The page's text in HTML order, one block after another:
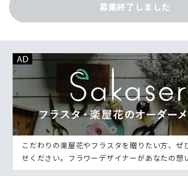
募集終了しました
こだわりの楽屋花やフラスタを贈りたい方、ぜ
せください。フラワーデザイナーがあなたの想